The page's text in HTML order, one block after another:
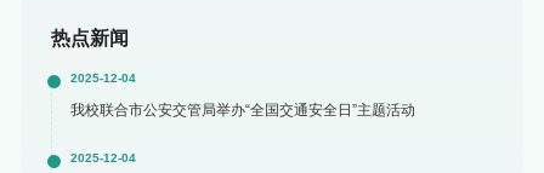
热点新闻
2025-12-04
我校联合市公安交管局举办“全国交通安全日”主题活动
2025-12-04